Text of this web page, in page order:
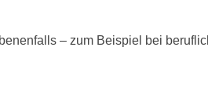
– zum Beispiel bei